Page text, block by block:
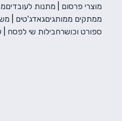
מוצרי פרסום מתנות לעובדים
ממתקים ממותגיםגאדג'טים
ספורט וכושרחבילות שי לפסח